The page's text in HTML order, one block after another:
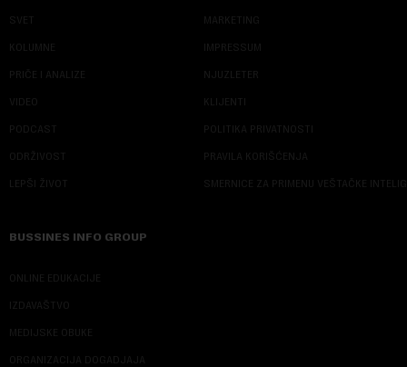
SVET
KOLUMNE
PRIČE I ANALIZE
VIDEO
PODCAST
ODRŽIVOST
LEPŠI ŽIVOT
MARKETING
IMPRESSUM
NJUZLETER
KLIJENTI
POLITIKA PRIVATNOSTI
PRAVILA KORIŠĆENJA
SMERNICE ZA PRIMENU VEŠTAČKE
BUSSINES INFO GROUP
ONLINE EDUKACIJE
IZDAVAŠTVO
MEDIJSKE OBUKE
ORGANIZACIJA DOGADJAJA